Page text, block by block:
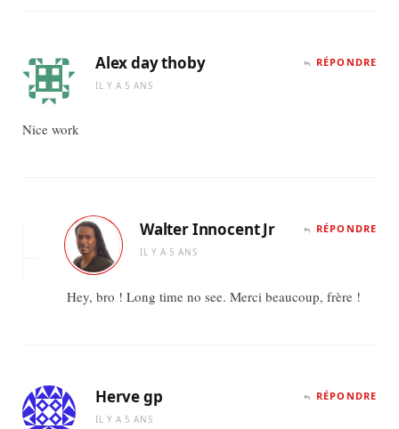
Alex day thoby
IL Y A 5 ANS
RÉPONDRE
Nice work
Walter Innocent Jr
IL Y A 5 ANS
RÉPONDRE
Hey, bro ! Long time no see. Merci beaucoup, frère !
Herve gp
IL Y A 5 ANS
RÉPONDRE